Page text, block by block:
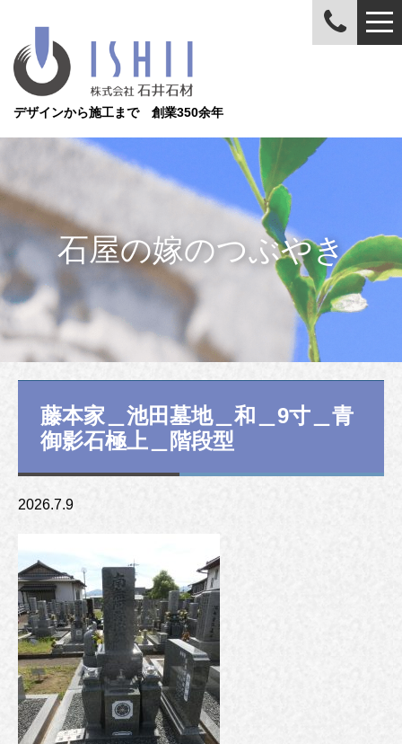
デザインから施工まで 創業350余年
石屋の嫁のつぶやき
藤本家＿池田墓地＿和＿9寸＿青
御影石極上＿階段型
2026.7.9